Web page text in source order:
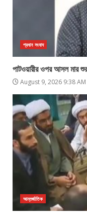
প্রধান সংবাদ
পাটওয়ারীর ওপর আসল মার
August 9, 2026 9:38 AM
আন্তর্জাতিক